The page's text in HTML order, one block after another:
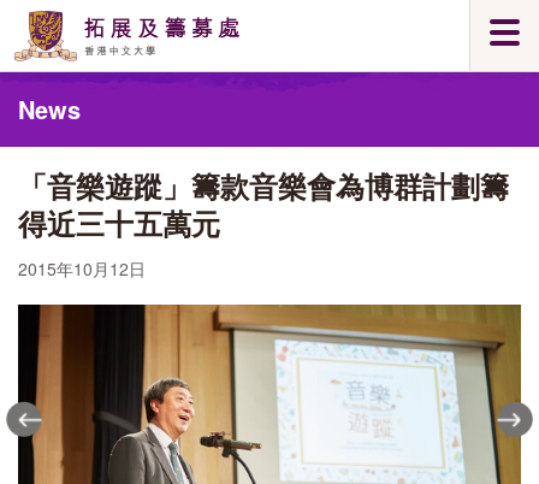
Skip
main
Main
content
News
「音樂遊蹤」籌款音樂會為博群計劃籌
得近三十五萬元
2015年10月12日